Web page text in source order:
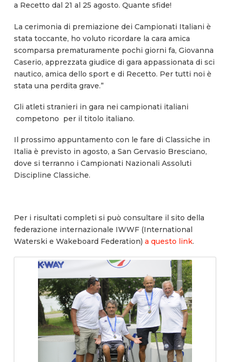
a Recetto dal 21 al 25 agosto. Quante sfide!
La cerimonia di premiazione dei Campionati Italiani è
stata toccante, ho voluto ricordare la cara amica
scomparsa prematuramente pochi giorni fa, Giovanna
Caserio, apprezzata giudice di gara appassionata di sci
nautico, amica dello sport e di Recetto. Per tutti noi è
stata una perdita grave.”
Gli atleti stranieri in gara nei campionati italiani
competono per il titolo italiano.
Il prossimo appuntamento con le fare di Classiche in
Italia è previsto in agosto, a San Gervasio Bresciano,
dove si terranno i Campionati Nazionali Assoluti
Discipline Classiche.
Per i risultati completi si può consultare il sito della
federazione internazionale IWWF (International
Waterski e Wakeboard Federation) a questo link.